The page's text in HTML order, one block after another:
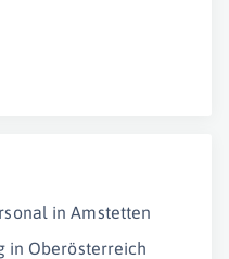
in Amstetten
in Oberösterreich